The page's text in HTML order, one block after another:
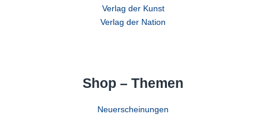
Verlag der Kunst
Verlag der Nation
Shop – Themen
Neuerscheinungen